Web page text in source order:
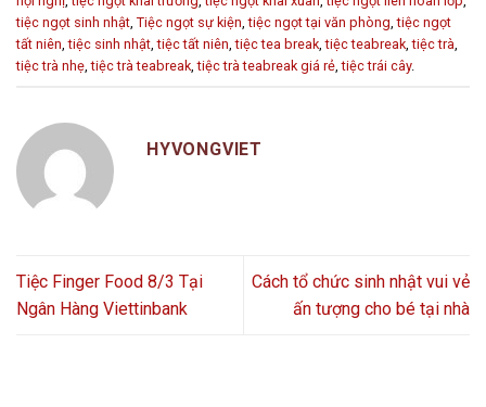
tiệc ngọt sinh nhật, Tiệc ngọt sự kiện,tiệc ngọt tại văn phòng,tiệc ngọt
tất niên,tiệc sinh nhật,tiệc tất niên,tiệc tea break,tiệc teabreak,tiệc trà,
tiệc trà nhẹ,tiệc trà teabreak,tiệc trà teabreak giá rẻ,tiệc trái cây.
HYVONGVIET
Tiệc Finger Food 8/3 Tại
Ngân Hàng Viettinbank
Cách tổ chức sinh nhật vui vẻ
ấn tượng cho bé tại nhà